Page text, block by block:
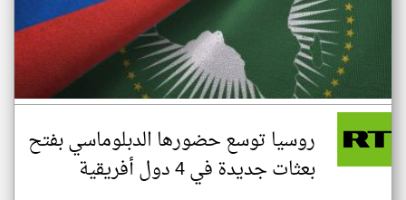
روسيا توسع حضورها الدبلوماسي بفتح
بعثات جديدة في 4 دول أفريقية